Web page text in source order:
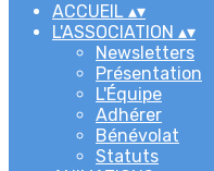
ACCUEIL ▴▾
L'ASSOCIATION ▴▾
Newsletters
Présentation
L'Équipe
Adhérer
Bénévolat
Statuts